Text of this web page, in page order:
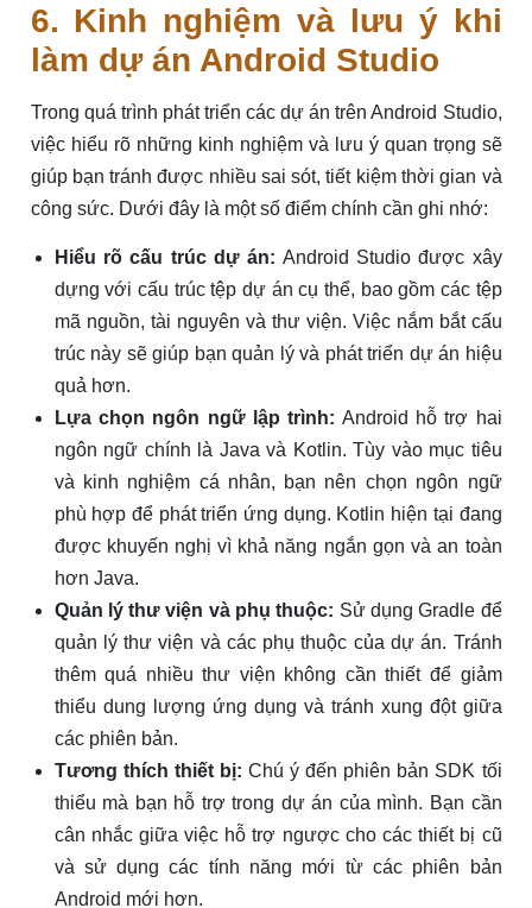
6. Kinh nghiệm và lưu ý khi
làm dự án Android Studio
Trong quá trình phát triển các dự án trên Android Studio,
việc hiểu rõ những kinh nghiệm và lưu ý quan trọng sẽ
giúp bạn tránh được nhiều sai sót, tiết kiệm thời gian và
công sức. Dưới đây là một số điểm chính cần ghi nhớ:
Hiểu rõ cấu trúc dự án: Android Studio được xây
dựng với cấu trúc tệp dự án cụ thể, bao gồm các tệp
mã nguồn, tài nguyên và thư viện. Việc nắm bắt cấu
trúc này sẽ giúp bạn quản lý và phát triển dự án hiệu
quả hơn.
Lựa chọn ngôn ngữ lập trình: Android hỗ trợ hai
ngôn ngữ chính là Java và Kotlin. Tùy vào mục tiêu
và kinh nghiệm cá nhân, bạn nên chọn ngôn ngữ
phù hợp để phát triển ứng dụng. Kotlin hiện tại đang
được khuyến nghị vì khả năng ngắn gọn và an toàn
hơn Java.
Quản lý thư viện và phụ thuộc: Sử dụng Gradle để
quản lý thư viện và các phụ thuộc của dự án. Tránh
thêm quá nhiều thư viện không cần thiết để giảm
thiểu dung lượng ứng dụng và tránh xung đột giữa
các phiên bản.
Tương thích thiết bị: Chú ý đến phiên bản SDK tối
thiểu mà bạn hỗ trợ trong dự án của mình. Bạn cần
cân nhắc giữa việc hỗ trợ ngược cho các thiết bị cũ
và sử dụng các tính năng mới từ các phiên bản
Android mới hơn.